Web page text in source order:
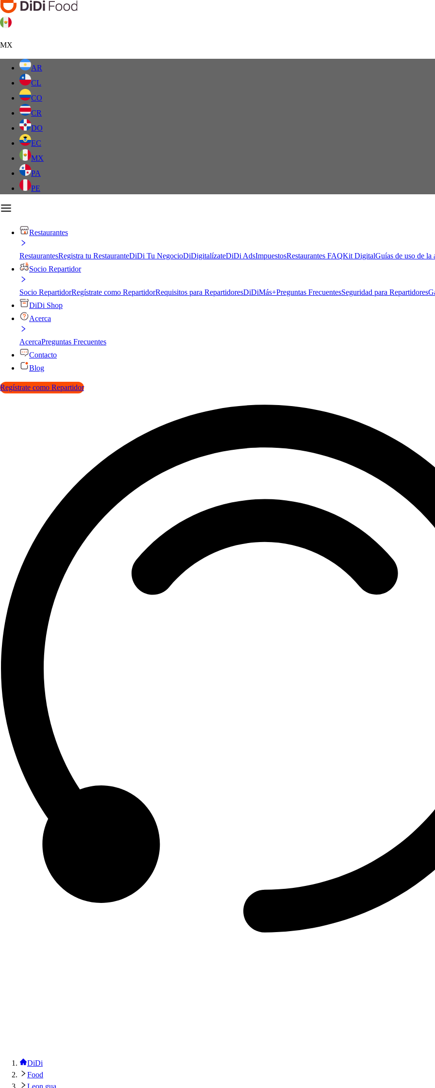
MX
AR
CL
CO
CR
DO
EC
MX
PA
PE
Restaurantes
RestaurantesRegistra tu RestauranteDiDi Tu NegocioDiDigitalízateDiDi AdsImpuestosRestaurantes FAQKit DigitalGuías de uso de la
Socio Repartidor
Socio RepartidorRegístrate como RepartidorRequisitos para RepartidoresDiDiMás+Preguntas FrecuentesSeguridad para Repartidores
DiDi Shop
Acerca
AcercaPreguntas Frecuentes
Contacto
Blog
Regístrate como Repartidor
DiDi
Food
Leon gua